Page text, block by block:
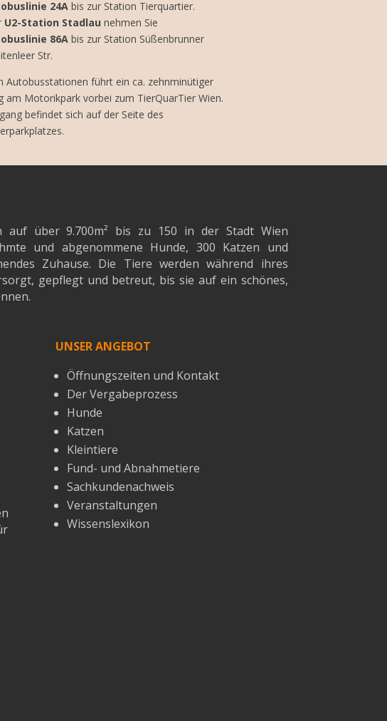
24A bis zur Station Tierquartier.
U2-Station Stadlau nehmen Sie
86A bis zur Station Süßenbrunner
Str.
Autobusstationen führt ein ca. zehnminütiger
am Motorikpark vorbei zum TierQuarTier Wien.
befindet sich auf der Seite des
über 9.700m² bis zu 150 in der Stadt Wien
und abgenommene Hunde, 300 Katzen und
Zuhause. Die Tiere werden während ihres
gepflegt und betreut, bis sie auf ein schönes,
UNSER ANGEBOT
Öffnungszeiten und Kontakt
Der Vergabeprozess
Hunde
Katzen
Kleintiere
Fund- und Abnahmetiere
Sachkundenachweis
Veranstaltungen
Wissenslexikon